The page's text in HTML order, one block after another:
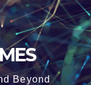
Beyond